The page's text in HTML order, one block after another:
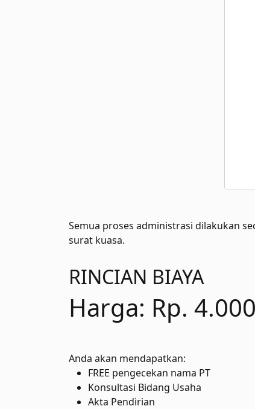
Semua proses administrasi dilakukan
surat kuasa.
RINCIAN BIAYA
Harga: Rp.
Anda akan mendapatkan:
FREE pengecekan nama PT
Konsultasi Bidang Usaha
Akta Pendirian